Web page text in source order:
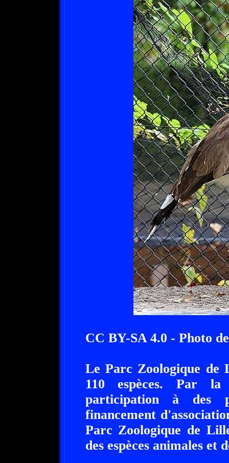
CC BY-SA 4.0 - Photo
Le Parc Zoologique de
110 espèces. Par
participation à des
financement
Parc Zoologique de
des espèces animales et